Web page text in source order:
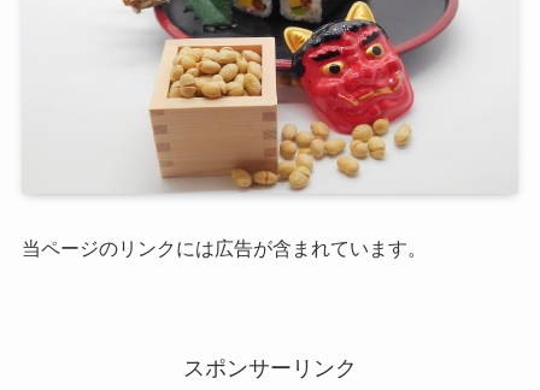
当ページのリンクには広告が含まれています。
スポンサーリンク